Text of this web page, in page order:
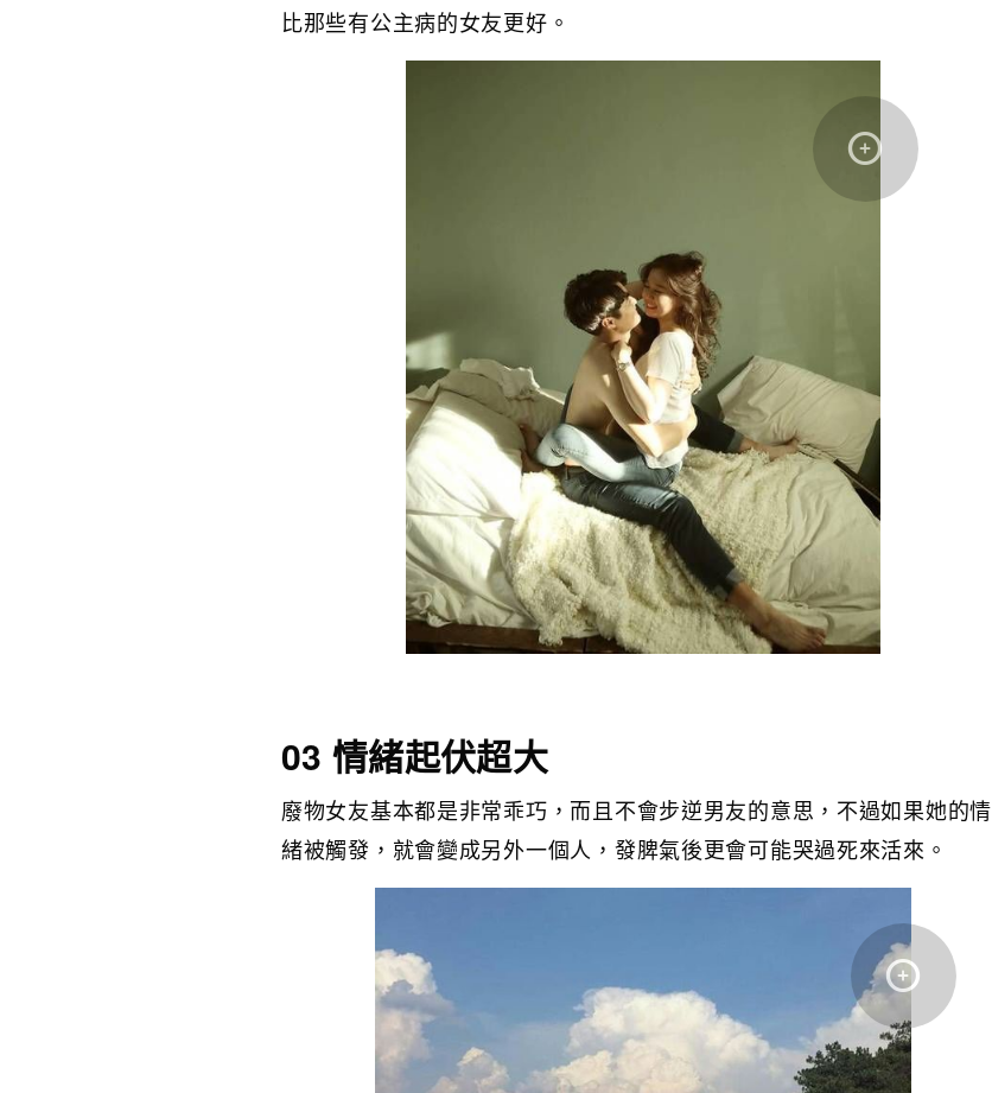
比那些有公主病的女友更好。
03 情緒起伏超大
廢物女友基本都是非常乖巧，而且不會步逆男友的意思，不過如果她的情
緒被觸發，就會變成另外一個人，發脾氣後更會可能哭過死來活來。